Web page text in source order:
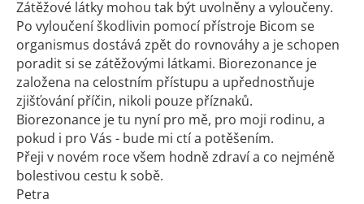
Zátěžové látky mohou tak být uvolněny a vyloučeny.
Po vyloučení škodlivin pomocí přístroje Bicom se
organismus dostává zpět do rovnováhy a je schopen
poradit si se zátěžovými látkami. Biorezonance je
založena na celostním přístupu a upřednostňuje
zjišťování příčin, nikoli pouze příznaků.
Biorezonance je tu nyní pro mě, pro moji rodinu, a
pokud i pro Vás - bude mi ctí a potěšením.
Přeji v novém roce všem hodně zdraví a co nejméně
bolestivou cestu k sobě.
Petra